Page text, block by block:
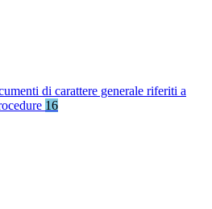
di carattere generale riferiti a
16